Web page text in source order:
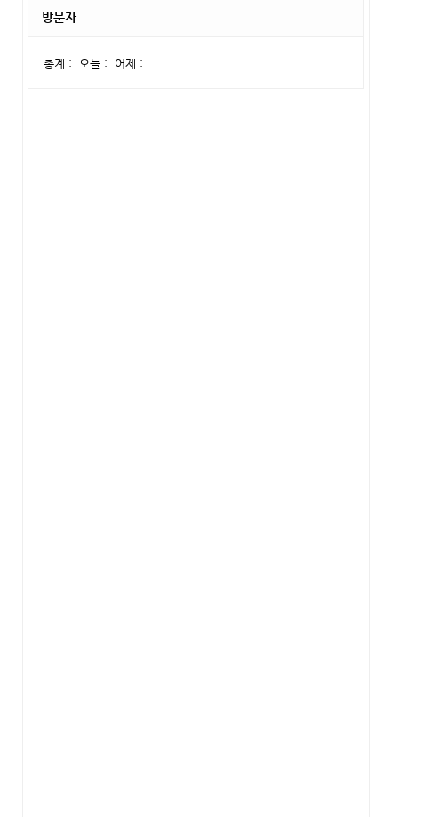
방문자
총계 : 오늘 : 어제 :